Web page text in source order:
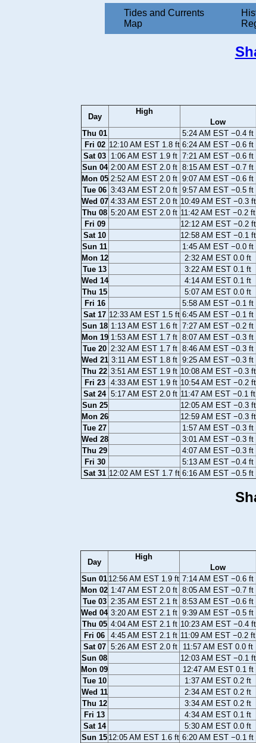
Tides and Currents
Map
Day
High
Low
Thu 01
5:24 AM EST −0.4 ft
Fri 02 12:10 AM EST 1.8 ft 6:24 AM EST −0.6 ft
Sat 03 1:06 AM EST 1.9 ft 7:21 AM EST −0.6 ft
Sun 04 2:00 AM EST 2.0 ft 8:15 AM EST −0.7 ft
Mon 05 2:52 AM EST 2.0 ft 9:07 AM EST −0.6 ft
Tue 06 3:43 AM EST 2.0 ft 9:57 AM EST −0.5 ft
Wed 07 4:33 AM EST 2.0 ft 10:49 AM EST −0.3 ft
Thu 08 5:20 AM EST 2.0 ft 11:42 AM EST −0.2 ft
Fri 09
12:12 AM EST −0.2 ft
Sat 10
12:58 AM EST −0.1 ft
Sun 11
1:45 AM EST −0.0 ft
Mon 12
2:32 AM EST 0.0 ft
Tue 13
3:22 AM EST 0.1 ft
Wed 14
4:14 AM EST 0.1 ft
Thu 15
5:07 AM EST 0.0 ft
Fri 16
5:58 AM EST −0.1 ft
Sat 17 12:33 AM EST 1.5 ft 6:45 AM EST −0.1 ft
Sun 18 1:13 AM EST 1.6 ft 7:27 AM EST −0.2 ft
Mon 19 1:53 AM EST 1.7 ft 8:07 AM EST −0.3 ft
Tue 20 2:32 AM EST 1.7 ft 8:46 AM EST −0.3 ft
Wed 21 3:11 AM EST 1.8 ft 9:25 AM EST −0.3 ft
Thu 22 3:51 AM EST 1.9 ft 10:08 AM EST −0.3 ft
Fri 23
4:33 AM EST 1.9 ft 10:54 AM EST −0.2 ft
Sat 24 5:17 AM EST 2.0 ft 11:47 AM EST −0.1 ft
Sun 25
12:05 AM EST −0.3 ft
Mon 26
12:59 AM EST −0.3 ft
Tue 27
1:57 AM EST −0.3 ft
Wed 28
3:01 AM EST −0.3 ft
Thu 29
4:07 AM EST −0.3 ft
Fri 30
5:13 AM EST −0.4 ft
Sat 31 12:02 AM EST 1.7 ft 6:16 AM EST −0.5 ft
Day
High
Low
Sun 01 12:56 AM EST 1.9 ft 7:14 AM EST −0.6 ft
Mon 02 1:47 AM EST 2.0 ft 8:05 AM EST −0.7 ft
Tue 03 2:35 AM EST 2.1 ft 8:53 AM EST −0.6 ft
Wed 04 3:20 AM EST 2.1 ft 9:39 AM EST −0.5 ft
Thu 05 4:04 AM EST 2.1 ft 10:23 AM EST −0.4 ft
Fri 06
4:45 AM EST 2.1 ft 11:09 AM EST −0.2 ft
Sat 07 5:26 AM EST 2.0 ft 11:57 AM EST 0.0 ft
Sun 08
12:03 AM EST −0.1 ft
Mon 09
12:47 AM EST 0.1 ft
Tue 10
1:37 AM EST 0.2 ft
Wed 11
2:34 AM EST 0.2 ft
Thu 12
3:34 AM EST 0.2 ft
Fri 13
4:34 AM EST 0.1 ft
Sat 14
5:30 AM EST 0.0 ft
Sun 15 12:05 AM EST 1.6 ft 6:20 AM EST −0.1 ft